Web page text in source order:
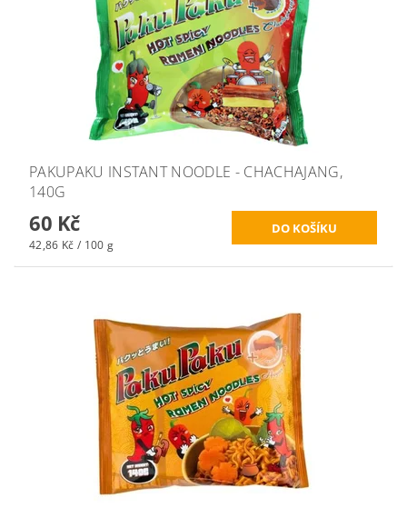
PAKUPAKU INSTANT NOODLE - CHACHAJANG,
140G
60 Kč
42,86 Kč / 100 g